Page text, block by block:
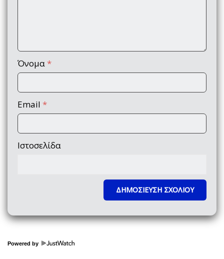
Όνομα *
Email *
Ιστοσελίδα
Powered by